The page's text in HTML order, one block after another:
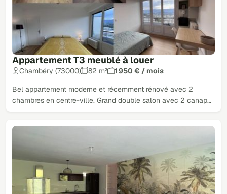
Appartement T3 meublé à louer
Chambéry (73000) 82 m² 1 950 € / mois
Bel appartement moderne et récemment rénové avec 2
chambres en centre-ville. Grand double salon avec 2 canap…